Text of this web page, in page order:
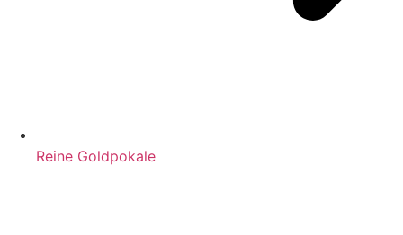
Reine Goldpokale